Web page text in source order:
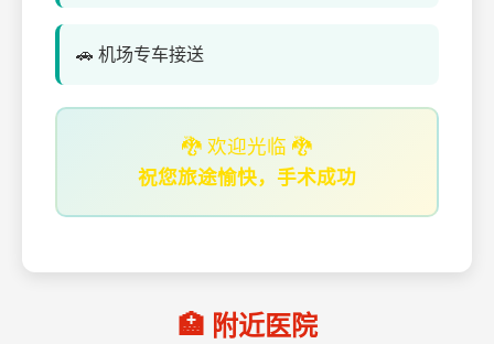
🚗 机场专车接送
🐉 欢迎光临 🐉
祝您旅途愉快，手术成功
🏥 附近医院